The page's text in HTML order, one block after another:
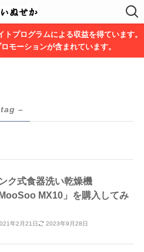
プログラムによる収益を得ています。
モーションが含まれています。
–
ク式食器洗い乾燥機
MooSoo MX10」を購入してみ
年2月21日 2023年9月28日